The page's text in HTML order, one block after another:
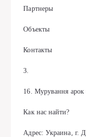
Партнеры
Объекты
Контакты
3.
16. Мурування
Как нас найти?
Адрес: Украина, г.